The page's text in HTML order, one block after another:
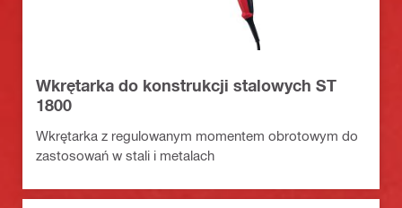
Wkrętarka do konstrukcji stalowych ST
1800
Wkrętarka z regulowanym momentem obrotowym do
zastosowań w stali i metalach